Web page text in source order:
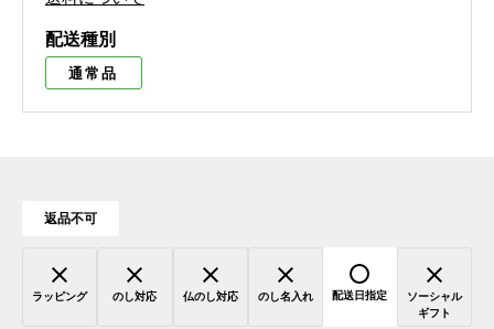
配送種別
通常品
返品不可
ラッピング のし対応 仏のし対応 のし名入れ 配送日指定
ソーシャル
ギフト